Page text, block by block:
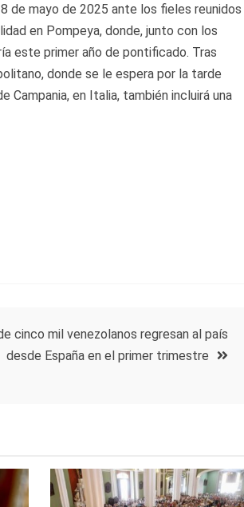
de mayo de 2025 ante los fieles reunidos
en Pompeya, donde, junto con los
este primer año de pontificado. Tras
donde se le espera por la tarde
Campania, en Italia, también incluirá una
cinco mil venezolanos regresan al país
desde España en el primer trimestre